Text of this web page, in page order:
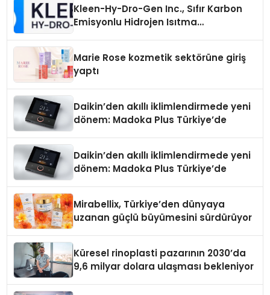
Kleen-Hy-Dro-Gen Inc., Sıfır Karbon
Emisyonlu Hidrojen Isıtma
Marie Rose kozmetik sektörüne giriş
yaptı
Daikin’den akıllı iklimlendirmede yeni
dönem: Madoka Plus Türkiye’de
Daikin’den akıllı iklimlendirmede yeni
dönem: Madoka Plus Türkiye’de
Mirabellix, Türkiye’den dünyaya
uzanan güçlü büyümesini sürdürüyor
Küresel rinoplasti pazarının 2030’da
9,6 milyar dolara ulaşması bekleniyor